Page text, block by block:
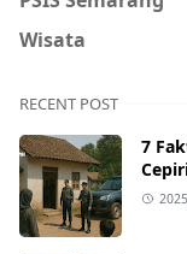
Wisata
RECENT POST
7